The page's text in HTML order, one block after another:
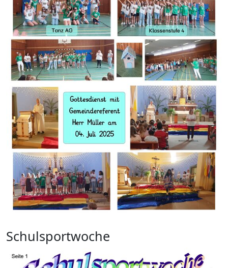
Schulsportwoche